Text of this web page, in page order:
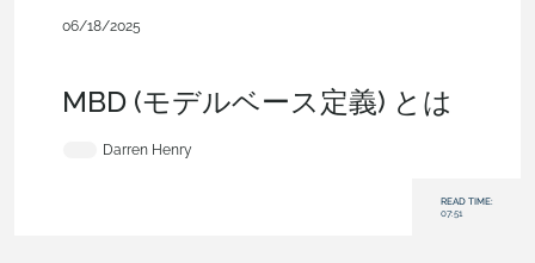
06/18/2025
MBD (モデルベース定義) とは
Darren Henry
READ TIME:
07:51